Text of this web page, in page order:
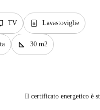
TV dishwasher_gen Lavastoviglie
square_foot 30 m2
Il certificato energetico è